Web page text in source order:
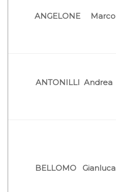
ANGELONE Marco
ANTONILLI Andrea
BELLOMO Gianluca